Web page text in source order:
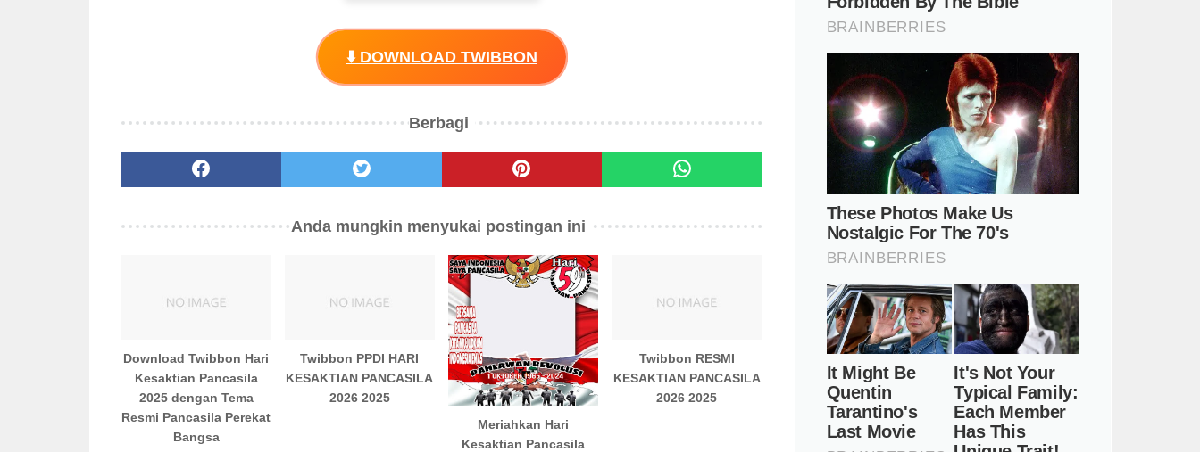
⬇️ DOWNLOAD TWIBBON
Berbagi
Anda mungkin menyukai postingan ini
Download Twibbon Hari
Kesaktian Pancasila
2025 dengan Tema
Resmi Pancasila Perekat
Bangsa
Twibbon PPDI HARI
KESAKTIAN PANCASILA
2026 2025
Meriahkan Hari
Kesaktian Pancasila
Twibbon RESMI
KESAKTIAN PANCASILA
2026 2025